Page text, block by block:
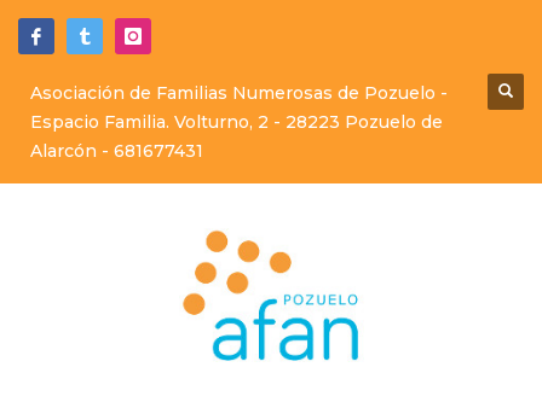
Asociación de Familias Numerosas de Pozuelo -
Espacio Familia. Volturno, 2 - 28223 Pozuelo de
Alarcón - 681677431